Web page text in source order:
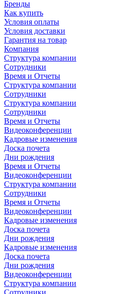
Бренды
Как купить
Условия оплаты
Условия доставки
Гарантия на товар
Компания
Структура компании
Сотрудники
Время и Отчеты
Структура компании
Сотрудники
Структура компании
Сотрудники
Время и Отчеты
Видеоконференции
Кадровые изменения
Доска почета
Дни рождения
Время и Отчеты
Видеоконференции
Структура компании
Сотрудники
Время и Отчеты
Видеоконференции
Кадровые изменения
Доска почета
Дни рождения
Кадровые изменения
Доска почета
Дни рождения
Видеоконференции
Структура компании
Сотрудники